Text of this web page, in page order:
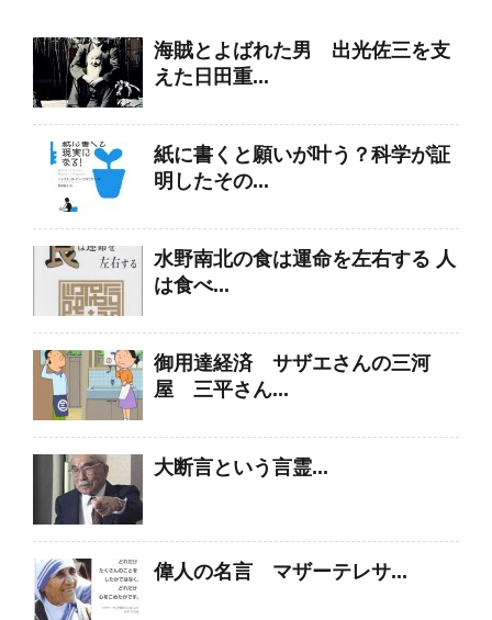
海賊とよばれた男 出光佐三を支
えた日田重...
紙に書くと願いが叶う？科学が証
明したその...
水野南北の食は運命を左右する 人
は食べ...
御用達経済 サザエさんの三河
屋 三平さん...
大断言という言霊...
偉人の名言 マザーテレサ...